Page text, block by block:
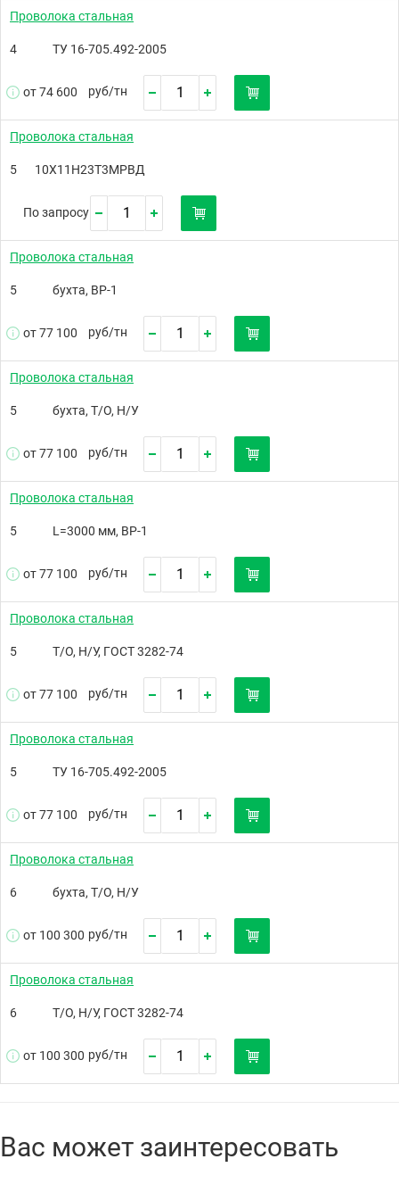
Проволока стальная
4 ТУ 16-705.492-2005
от 74 600 руб/тн
Проволока стальная
5 10Х11Н23Т3МРВД
По запросу
Проволока стальная
5 бухта, ВР-1
от 77 100 руб/тн
Проволока стальная
5 бухта, Т/О, Н/У
от 77 100 руб/тн
Проволока стальная
5 L=3000 мм, ВР-1
от 77 100 руб/тн
Проволока стальная
5 Т/О, Н/У, ГОСТ 3282-74
от 77 100 руб/тн
Проволока стальная
5 ТУ 16-705.492-2005
от 77 100 руб/тн
Проволока стальная
6 бухта, Т/О, Н/У
от 100 300 руб/тн
Проволока стальная
6 Т/О, Н/У, ГОСТ 3282-74
от 100 300 руб/тн
Вас может заинтересовать